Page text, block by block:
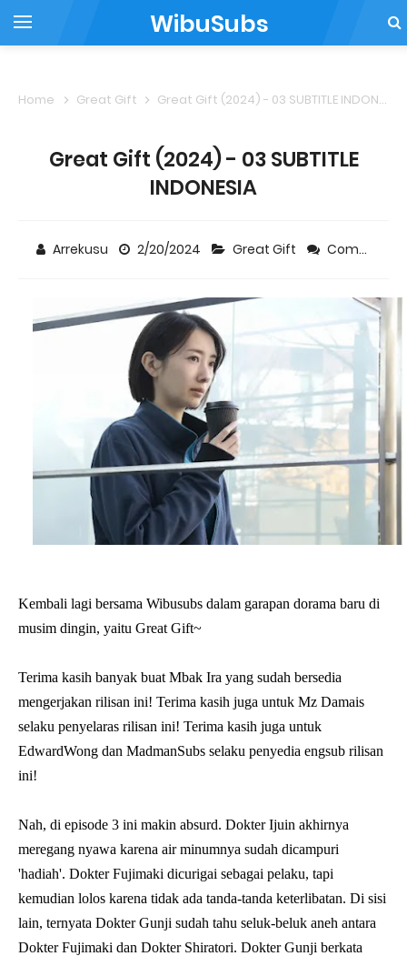
WibuSubs
Home Great Gift Great Gift (2024) - 03 SUBTITLE INDONESIA
Great Gift (2024) - 03 SUBTITLE
INDONESIA
Arrekusu 2/20/2024 Great Gift Comment
Kembali lagi bersama Wibusubs dalam garapan dorama baru di
musim dingin, yaitu Great Gift~
Terima kasih banyak buat Mbak Ira yang sudah bersedia
mengerjakan rilisan ini! Terima kasih juga untuk Mz Damais
selaku penyelaras rilisan ini! Terima kasih juga untuk
EdwardWong dan MadmanSubs selaku penyedia engsub rilisan
ini!
Nah, di episode 3 ini makin absurd. Dokter Ijuin akhirnya
meregang nyawa karena air minumnya sudah dicampuri
'hadiah'. Dokter Fujimaki dicurigai sebagai pelaku, tapi
kemudian lolos karena tidak ada tanda-tanda keterlibatan. Di sisi
lain, ternyata Dokter Gunji sudah tahu seluk-beluk aneh antara
Dokter Fujimaki dan Dokter Shiratori. Dokter Gunji berkata